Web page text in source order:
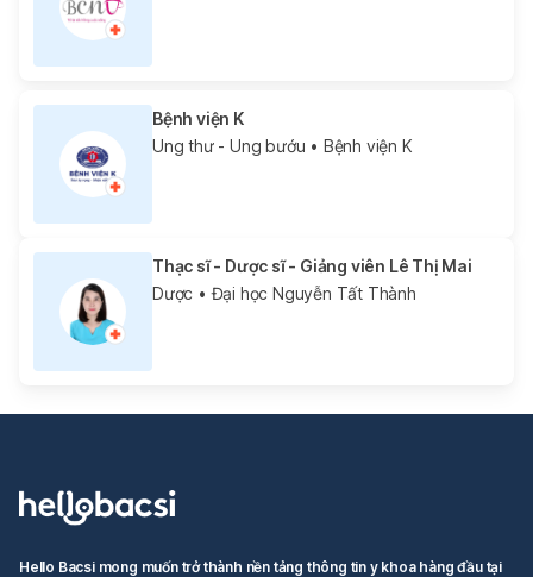
Bệnh viện K
Ung thư - Ung bướu • Bệnh viện K
Thạc sĩ - Dược sĩ - Giảng viên Lê Thị Mai
Dược • Đại học Nguyễn Tất Thành
Hello Bacsi mong muốn trở thành nền tảng thông tin y khoa hàng đầu tại